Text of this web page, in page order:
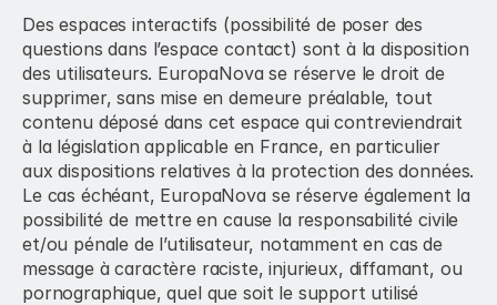
Des espaces interactifs (possibilité de poser des
questions dans l’espace contact) sont à la disposition
des utilisateurs. EuropaNova se réserve le droit de
supprimer, sans mise en demeure préalable, tout
contenu déposé dans cet espace qui contreviendrait
à la législation applicable en France, en particulier
aux dispositions relatives à la protection des données.
Le cas échéant, EuropaNova se réserve également la
possibilité de mettre en cause la responsabilité civile
et/ou pénale de l’utilisateur, notamment en cas de
message à caractère raciste, injurieux, diffamant, ou
pornographique, quel que soit le support utilisé